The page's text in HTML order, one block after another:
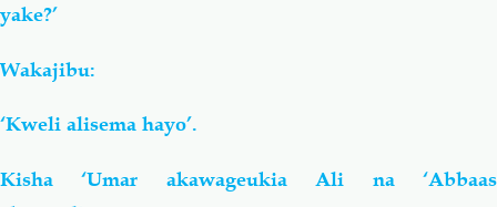
yake?’
Wakajibu:
‘Kweli alisema hayo’.
Kisha ‘Umar akawageukia Ali na ‘Abbaas